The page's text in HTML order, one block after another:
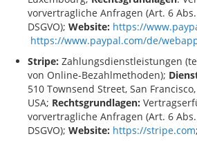
vorvertragliche Anfragen (Art. 6
DSGVO); Website: https://
https://www.paypal.com/de/
Stripe: Zahlungsdienstleistungen
von Online-Bezahlmethoden);
510 Townsend Street, San Francisco,
USA; Rechtsgrundlagen:
vorvertragliche Anfragen (Art. 6
DSGVO); Website: https://stripe.com;